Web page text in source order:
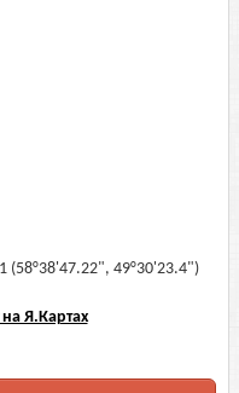
(58°38'47.22", 49°30'23.4")
Я.Картах